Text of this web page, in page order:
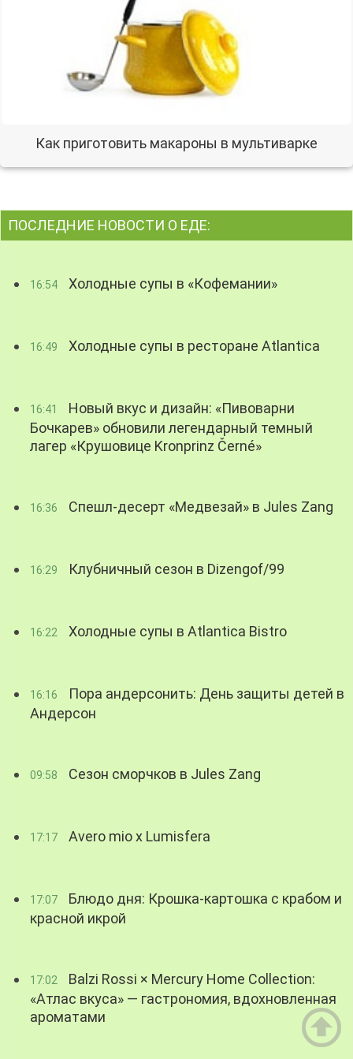
Как приготовить макароны в мультиварке
ПОСЛЕДНИЕ НОВОСТИ О ЕДЕ:
16:54 Холодные супы в «Кофемании»
16:49 Холодные супы в ресторане Atlantica
16:41
Новый вкус и дизайн: «Пивоварни
Бочкарев» обновили легендарный темный
лагер «Крушовице Kronprinz Černé»
16:36 Спешл-десерт «Медвезай» в Jules Zang
16:29 Клубничный сезон в Dizengof/99
16:22 Холодные супы в Atlantica Bistro
16:16
Пора андерсонить: День защиты детей в
Андерсон
09:58 Сезон сморчков в Jules Zang
17:17 Avero mio x Lumisfera
17:07
Блюдо дня: Крошка-картошка с крабом и
красной икрой
17:02
Balzi Rossi × Mercury Home Collection:
«Атлас вкуса» — гастрономия, вдохновленная
ароматами